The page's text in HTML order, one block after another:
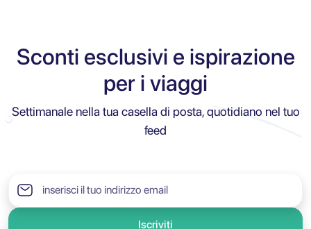
Sconti esclusivi e ispirazione
per i viaggi
Settimanale nella tua casella di posta, quotidiano nel tuo
feed
Iscriviti